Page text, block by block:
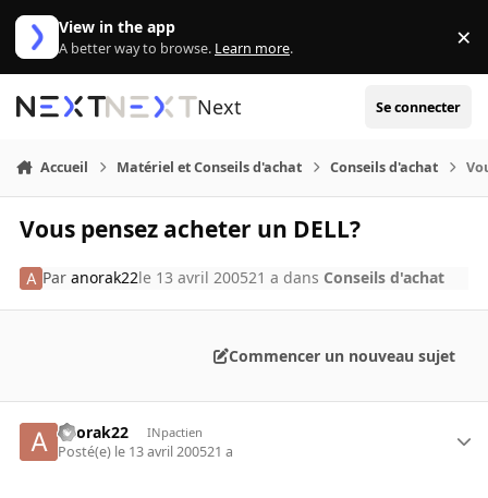
Aller au contenu
View in the app
A better way to browse. Learn more. ×
Next Se connecter
Accueil Matériel et Conseils d'achat Conseils d'achat
Vous pensez acheter un DELL?
Paranorak22le 13 avril 200521 a dans Conseils d'achat
Commencer un nouveau sujet
anorak22 INpactien
Posté(e) le 13 avril 200521 a